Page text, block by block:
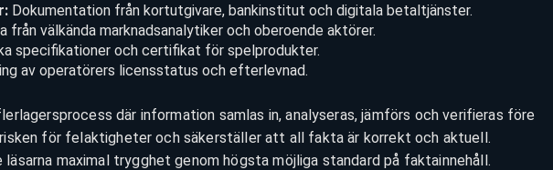
Dokumentation från kortutgivare, bankinstitut och digitala betaltjänster.
från välkända marknadsanalytiker och oberoende aktörer.
specifikationer och certifikat för spelprodukter.
av operatörers licensstatus och efterlevnad.
där information samlas in, analyseras, jämförs och verifieras före
för felaktigheter och säkerställer att all fakta är korrekt och aktuell.
läsarna maximal trygghet genom högsta möjliga standard på faktainnehåll.